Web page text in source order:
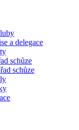
a delegace
schůze
schůze